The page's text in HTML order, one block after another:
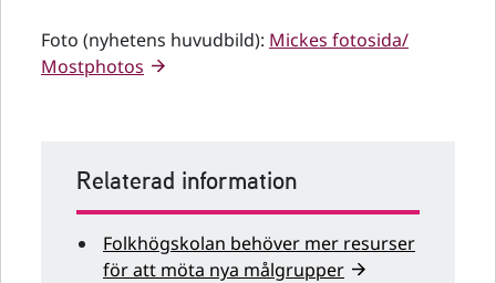
Foto (nyhetens huvudbild): Mickes fotosida/
Mostphotos
Relaterad information
Folkhögskolan behöver mer resurser
för att möta nya målgrupper